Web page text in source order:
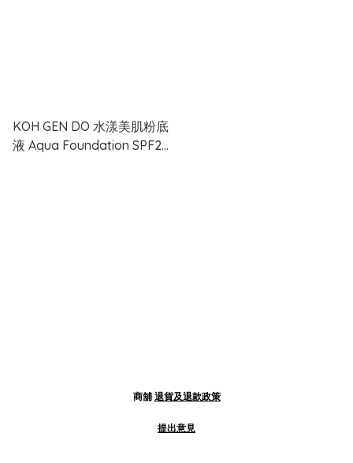
KOH GEN DO 水漾美肌粉底
液 Aqua Foundation SPF25
商舖 退貨及退款政策
提出意見